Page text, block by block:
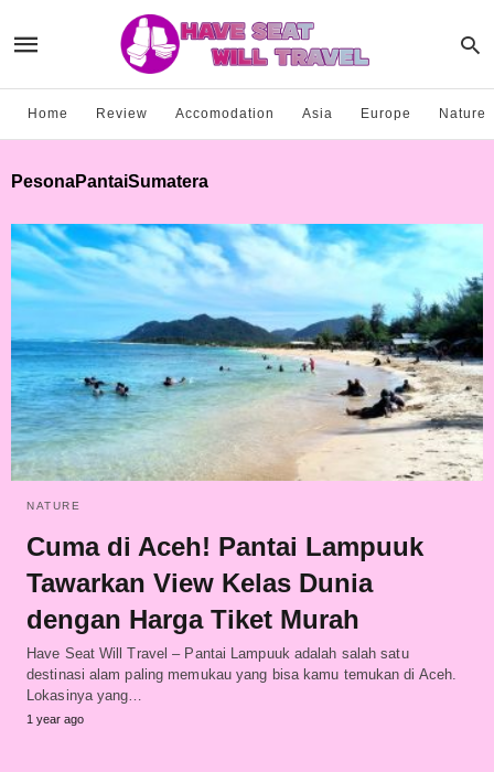
Home Review Accomodation Asia Europe Nature
PesonaPantaiSumatera
NATURE
Cuma di Aceh! Pantai Lampuuk
Tawarkan View Kelas Dunia
dengan Harga Tiket Murah
Have Seat Will Travel – Pantai Lampuuk adalah salah satu
destinasi alam paling memukau yang bisa kamu temukan di Aceh.
Lokasinya yang…
1 year ago